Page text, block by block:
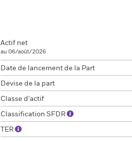
Actif net
au 06/août/2026
Date de lancement de la Part
Devise de la part
Classe d’actif
Classification SFDR
TER